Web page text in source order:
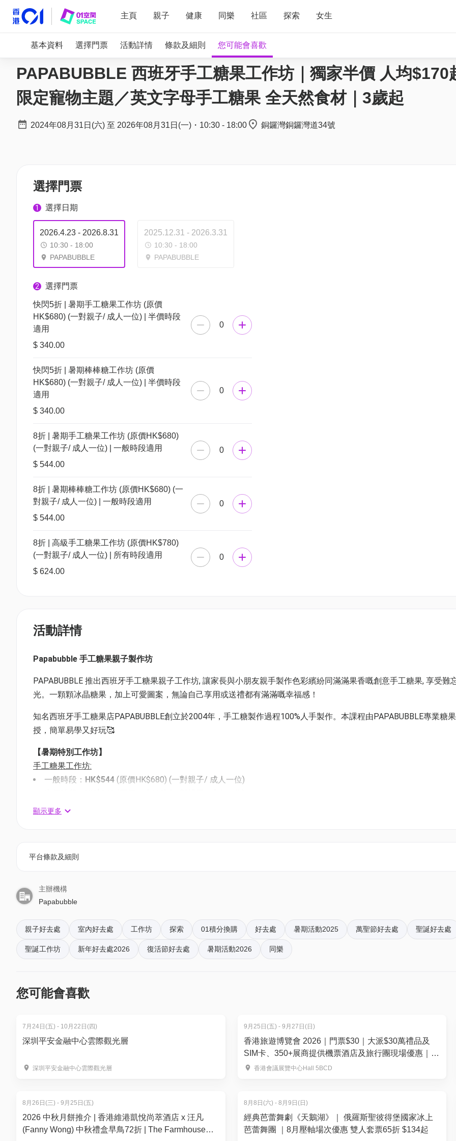
主頁 親子 健康 同樂 社區 探索 女生
基本資料 選擇門票 活動詳情 條款及細則 您可能會喜歡
PAPABUBBLE 西班牙手工糖果工作坊｜獨家半價 人均$170
限定寵物主題／英文字母手工糖果 全天然食材｜3歲起
2024年08月31日(六) 至 2026年08月31日(一) ・ 10:30 - 18:00 銅鑼灣銅鑼灣道34號
選擇門票
1 選擇日期
2026.4.23 - 2026.8.31
10:30 - 18:00
PAPABUBBLE
2025.12.31 - 2026.3.31
10:30 - 18:00
PAPABUBBLE
2 選擇門票
快閃5折 | 暑期手工糖果工作坊 (原價
HK$680) (一對親子/ 成人一位) | 半價時段
適用
$ 340.00
0
快閃5折 | 暑期棒棒糖工作坊 (原價
HK$680) (一對親子/ 成人一位) | 半價時段
適用
$ 340.00
0
8折 | 暑期手工糖果工作坊 (原價HK$680)
(一對親子/ 成人一位) | 一般時段適用
$ 544.00
0
8折 | 暑期棒棒糖工作坊 (原價HK$680) (一
對親子/ 成人一位) | 一般時段適用
$ 544.00
0
8折 | 高級手工糖果工作坊 (原價HK$780)
(一對親子/ 成人一位) | 所有時段適用
$ 624.00
0
活動詳情
Papabubble 手工糖果親子製作坊
PAPABUBBLE 推出西班牙手工糖果親子工作坊, 讓家長與小朋友親手製作色彩繽紛同滿滿果香嘅創意手工糖果, 享受難
光。一顆顆冰晶糖果，加上可愛圖案，無論自己享用或送禮都有滿滿嘅幸福感！
知名西班牙手工糖果店PAPABUBBLE創立於2004年，手工糖製作過程100%人手製作。本課程由PAPABUBBLE專業糖
授，簡單易學又好玩🥰
【暑期特別工作坊】
手工糖果工作坊:
一般時段： HK$544 (原價HK$680) (一對親子/ 成人一位)
棒棒糖工作坊:
手工糖果工作坊：彩虹笑臉、彩虹愛心圖案系列或夏日水果系列（3選1）
*半價時段 - 星期一至日: 10.30 - 11.30 am; 11.30 - 12.30pm; 18.00 - 19.00pm;
--
高級手工糖果工作坊
- 教授製作小狗/小貓圖案糖果
*所有時段 - 星期一至日: 10.30 -11.30 am; 11.30 - 12.30 pm; 13.00 - 14.00 pm; 14.00 -15.00 pm; 15.00 - 16.00 pm;
pm; 15.00 - 18.00 pm; 18.00 - 19.00 pm;
*所有工作坊必需預約。預約請whatsapp 63118286或電郵至info@papabubble.com.hk
顯示更多
平台條款及細則
主辦機構
Papabubble
親子好去處 室內好去處 工作坊 探索 01積分換購 好去處 暑期活動2025 萬聖節好去處 聖誕好去處
聖誕工作坊 新年好去處2026 復活節好去處 暑期活動2026 同樂
您可能會喜歡
7月24日(五) - 10月22日(四)
深圳平安金融中心雲際觀光層
深圳平安金融中心雲際觀光層
9月25日(五) - 9月27日(日)
香港旅遊博覽會 2026｜門票$30｜大派$30萬禮品及
SIM卡、350+展商提供機票酒店及旅行團現場優惠｜
9.25-27 灣仔會展
香港會議展覽中心Hall 5BCD
8月26日(三) - 9月25日(五)
2026 中秋月餅推介 | 香港維港凱悅尚萃酒店 x 汪凡
(Fanny Wong) 中秋禮盒早鳥72折 | The Farmhouse
8月8日(六) - 8月9日(日)
經典芭蕾舞劇《天鵝湖》｜ 俄羅斯聖彼得堡國家冰上
芭蕾舞團 ｜8月壓軸場次優惠 雙人套票65折 $134起